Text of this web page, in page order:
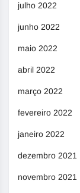
julho 2022
junho 2022
maio 2022
abril 2022
março 2022
fevereiro 2022
janeiro 2022
dezembro 2021
novembro 2021